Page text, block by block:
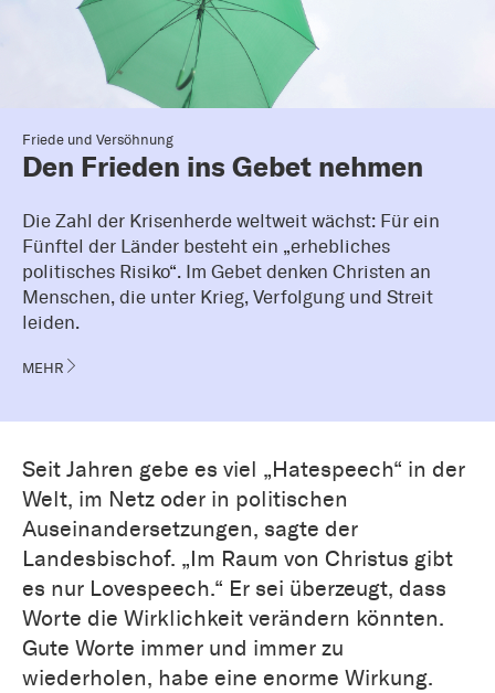
Friede und Versöhnung
Den Frieden ins Gebet nehmen
Die Zahl der Krisenherde weltweit wächst: Für ein
Fünftel der Länder besteht ein „erhebliches
politisches Risiko“. Im Gebet denken Christen an
Menschen, die unter Krieg, Verfolgung und Streit
leiden.
MEHR
Seit Jahren gebe es viel „Hatespeech“ in der
Welt, im Netz oder in politischen
Auseinandersetzungen, sagte der
Landesbischof. „Im Raum von Christus gibt
es nur Lovespeech.“ Er sei überzeugt, dass
Worte die Wirklichkeit verändern könnten.
Gute Worte immer und immer zu
wiederholen, habe eine enorme Wirkung.